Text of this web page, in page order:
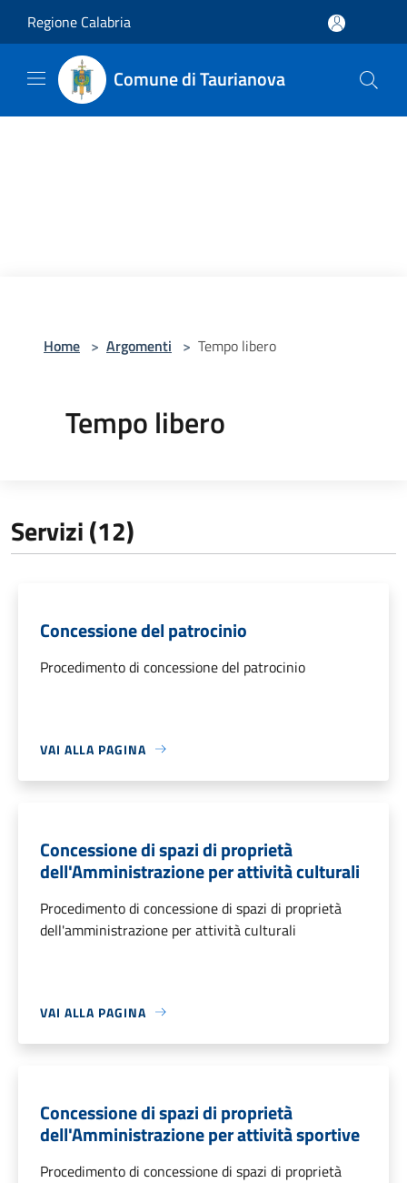
Regione Calabria
Comune di Taurianova
Home > Argomenti > Tempo libero
Tempo libero
Servizi (12)
Concessione del patrocinio
Procedimento di concessione del patrocinio
VAI ALLA PAGINA
Concessione di spazi di proprietà
dell'Amministrazione per attività culturali
Procedimento di concessione di spazi di proprietà
dell'amministrazione per attività culturali
VAI ALLA PAGINA
Concessione di spazi di proprietà
dell'Amministrazione per attività sportive
Procedimento di concessione di spazi di proprietà